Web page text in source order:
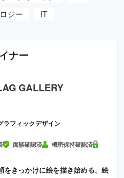
ジー IT
ナー
GALLERY
ラフィックデザイン
面談確認済 機密保持確認済
をきっかけに絵を描き始める。絵